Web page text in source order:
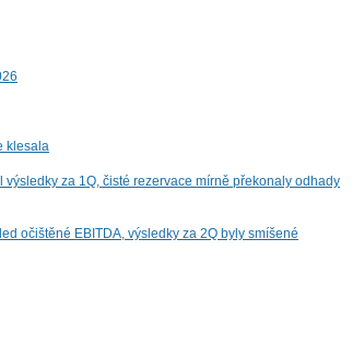
klesala
výsledky za 1Q, čisté rezervace mírně překonaly odhady
očištěné EBITDA, výsledky za 2Q byly smíšené